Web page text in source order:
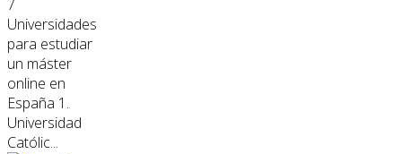
7
Universidades
para estudiar
un máster
online en
España 1.
Universidad
Católic...